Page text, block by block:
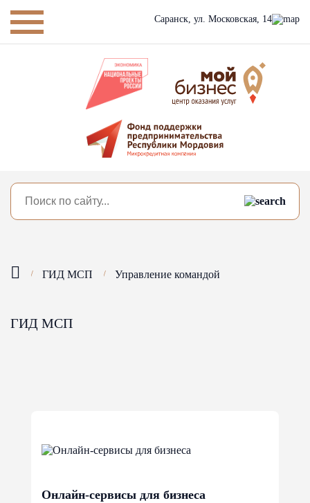
Саранск, ул. Московская, 14
ГИД МСП Управление командой
ГИД МСП
Онлайн-сервисы для бизнеса